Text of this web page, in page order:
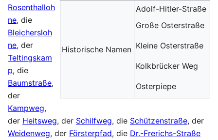
Historische Namen
Adolf-Hitler-Straße
Große Osterstraße
Kleine Osterstraße
Kolkbrücker Weg
Osterpiepe
Rosenthalloh
ne, die
Bleichersloh
ne, der
Teltingskam
p, die
Baumstraße,
der
Kampweg,
der Heitsweg, der Schilfweg, die Schützenstraße, der
Weidenweg, der Försterpfad, die Dr.-Frerichs-Straße